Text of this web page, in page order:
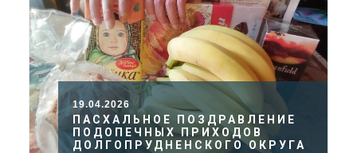
19.04.2026
ПАСХАЛЬНОЕ ПОЗДРАВЛЕНИЕ
ПОДОПЕЧНЫХ ПРИХОДОВ
ДОЛГОПРУДНЕНСКОГО ОКРУГА